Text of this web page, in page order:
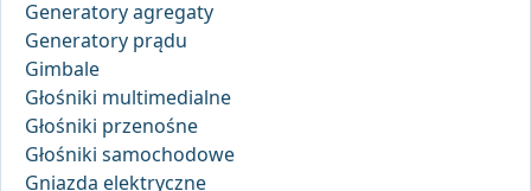
Generatory agregaty
Generatory prądu
Gimbale
Głośniki multimedialne
Głośniki przenośne
Głośniki samochodowe
Gniazda elektryczne